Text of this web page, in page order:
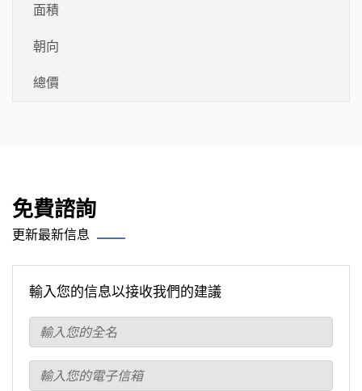
面積
朝向
總價
免費諮詢
更新最新信息
輸入您的信息以接收我們的建議